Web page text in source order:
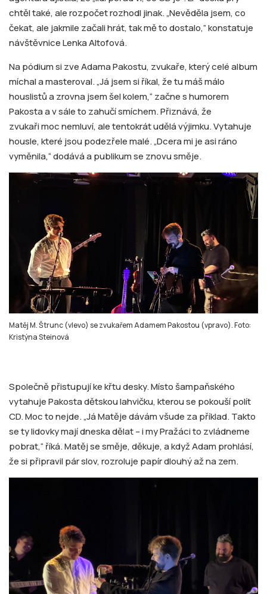
chtěl také, ale rozpočet rozhodl jinak. „Nevěděla jsem, co
čekat, ale jakmile začali hrát, tak mě to dostalo,” konstatuje
návštěvnice Lenka Altofová.
Na pódium si zve Adama Pakostu, zvukaře, který celé album
míchal a masteroval. „Já jsem si říkal, že tu máš málo
houslistů a zrovna jsem šel kolem,“ začne s humorem
Pakosta a v sále to zahučí smíchem. Přiznává, že
zvukaři moc nemluví, ale tentokrát udělá výjimku. Vytahuje
housle, které jsou podezřele malé. „Dcera mi je asi ráno
vyměnila,“ dodává a publikum se znovu směje.
Matěj M. Štrunc (vlevo) se zvukařem Adamem Pakostou (vpravo). Foto:
Kristýna Steinová
Společně přistupují ke křtu desky. Místo šampaňského
vytahuje Pakosta dětskou lahvičku, kterou se pokouší polít
CD. Moc to nejde. „Já Matěje dávám všude za příklad. Takto
se ty lidovky mají dneska dělat – i my Pražáci to zvládneme
pobrat,“ říká. Matěj se směje, děkuje, a když Adam prohlásí,
že si připravil pár slov, rozroluje papír dlouhý až na zem.